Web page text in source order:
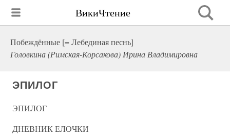
ВикиЧтение
Побеждённые [= Лебединая песнь]
Головкина (Римская-Корсакова) Ирина Владимировна
ЭПИЛОГ
ЭПИЛОГ
ДНЕВНИК ЕЛОЧКИ